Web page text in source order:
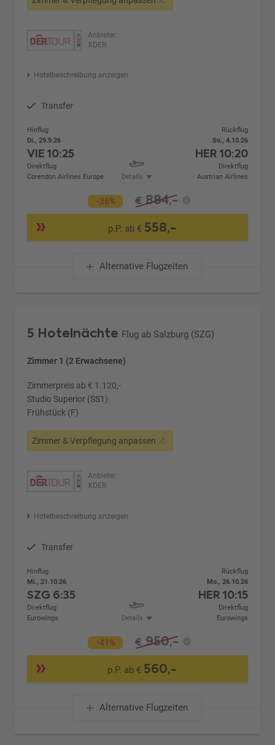
Anbieter:
XDER
Hotelbeschreibung anzeigen
Transfer
Hinflug
Di., 29.9.26
VIE10:25
Direktflug
Corendon Airlines Europe
Details
Rückflug
So., 4.10.26
HER 10:20
Direktflug
Austrian Airlines
-36% € 884,-
p.P. ab € 558,-
Alternative Flugzeiten
5 Hotelnächte Flug ab Salzburg (SZG)
Zimmer 1 (2 Erwachsene)
Zimmerpreis ab € 1.120,-
Studio Superior (SS1)
Frühstück (F)
Zimmer & Verpflegung anpassen
Anbieter:
XDER
Hotelbeschreibung anzeigen
Transfer
Hinflug
Mi., 21.10.26
SZG 6:35
Direktflug
Eurowings
Details
Rückflug
Mo., 26.10.26
HER 10:15
Direktflug
Eurowings
-41% € 950,-
p.P. ab € 560,-
Alternative Flugzeiten